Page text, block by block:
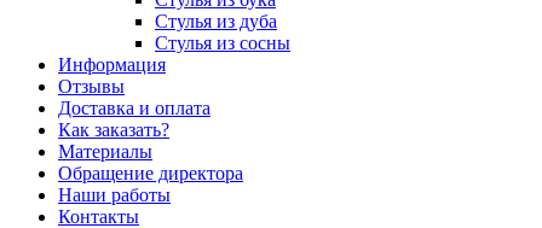
Стулья из дуба
Стулья из сосны
Информация
Отзывы
Доставка и оплата
Как заказать?
Материалы
Обращение директора
Наши работы
Контакты